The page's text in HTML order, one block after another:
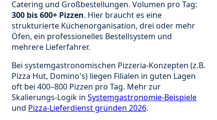
Catering und Großbestellungen. Volumen pro Tag:
300 bis 600+ Pizzen. Hier braucht es eine
strukturierte Küchenorganisation, drei oder mehr
Öfen, ein professionelles Bestellsystem und
mehrere Lieferfahrer.
Bei systemgastronomischen Pizzeria-Konzepten (z.B.
Pizza Hut, Domino's) liegen Filialen in guten Lagen
oft bei 400–800 Pizzen pro Tag. Mehr zur
Skalierungs-Logik in Systemgastronomie-Beispiele
und Pizza-Lieferdienst gründen 2026.